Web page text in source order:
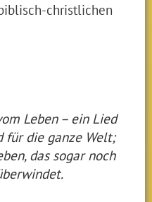
christlichen
Leben – ein Lied
für die ganze Welt;
das sogar noch